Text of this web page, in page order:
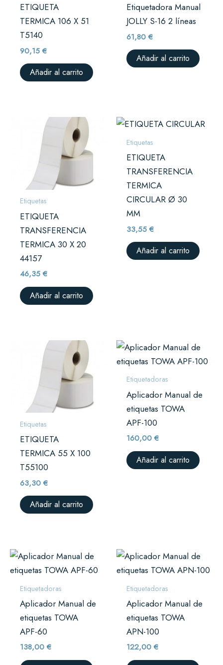
ETIQUETA
TERMICA 106 X 51
T5140
90,15€
Añadir al carrito
Etiquetadora Manual
JOLLY S-16 2 líneas
61,80€
Añadir al carrito
Etiquetas
ETIQUETA
TRANSFERENCIA
TERMICA 30 X 20
44157
46,35€
Añadir al carrito
Etiquetas
ETIQUETA
TRANSFERENCIA
TERMICA
CIRCULAR Ø 30
MM
33,55€
Añadir al carrito
Etiquetas
ETIQUETA
TERMICA 55 X 100
T55100
63,30€
Añadir al carrito
Etiquetadoras
Aplicador Manual de
etiquetas TOWA
APF-100
160,00€
Añadir al carrito
Etiquetadoras
Aplicador Manual de
etiquetas TOWA
APF-60
138,00€
Etiquetadoras
Aplicador Manual de
etiquetas TOWA
APN-100
122,00€